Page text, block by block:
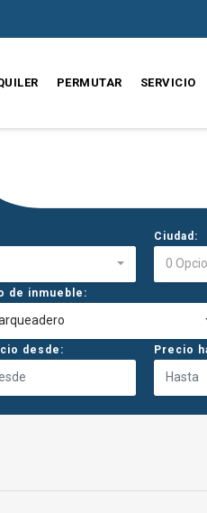
PERMUTAR SERVICIO
Ciudad:
0
de inmueble:
desde: Precio